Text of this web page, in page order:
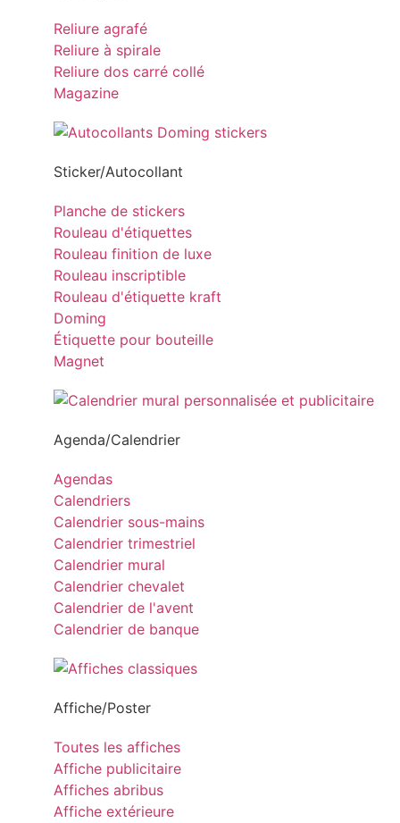
Reliure agrafé
Reliure à spirale
Reliure dos carré collé
Magazine
Sticker/Autocollant
Planche de stickers
Rouleau d'étiquettes
Rouleau finition de luxe
Rouleau inscriptible
Rouleau d'étiquette kraft
Doming
Étiquette pour bouteille
Magnet
Agenda/Calendrier
Agendas
Calendriers
Calendrier sous-mains
Calendrier trimestriel
Calendrier mural
Calendrier chevalet
Calendrier de l'avent
Calendrier de banque
Affiche/Poster
Toutes les affiches
Affiche publicitaire
Affiches abribus
Affiche extérieure